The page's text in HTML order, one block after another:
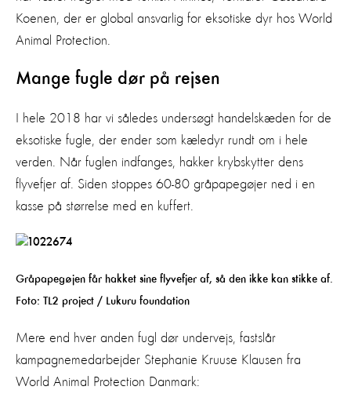
Koenen, der er global ansvarlig for eksotiske dyr hos World
Animal Protection.
Mange fugle dør på rejsen
I hele 2018 har vi således undersøgt handelskæden for de
eksotiske fugle, der ender som kæledyr rundt om i hele
verden. Når fuglen indfanges, hakker krybskytter dens
flyvefjer af. Siden stoppes 60-80 gråpapegøjer ned i en
kasse på størrelse med en kuffert.
Gråpapegøjen får hakket sine flyvefjer af, så den ikke kan stikke af.
Foto: TL2 project / Lukuru foundation
Mere end hver anden fugl dør undervejs, fastslår
kampagnemedarbejder Stephanie Kruuse Klausen fra
World Animal Protection Danmark: